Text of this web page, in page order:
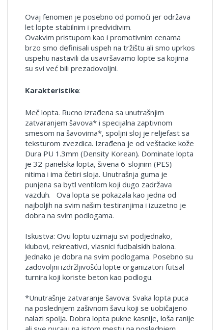
Ovaj fenomen je posebno od pomoći jer održava
let lopte stabilnim i predvidivim.
Ovakvim pristupom kao i promotivnim cenama
brzo smo definisali uspeh na tržištu ali smo uprkos
uspehu nastavili da usavršavamo lopte sa kojima
su svi već bili prezadovoljni.
Karakteristike:
Meč lopta. Rucno izrađena sa unutrašnjim
zatvaranjem šavova* i specijalna zaptivnom
smesom na šavovima*, spoljni sloj je reljefast sa
teksturom zvezdica. Izrađena je od veštacke kože
Dura PU 1.3mm (Density Korean). Dominate lopta
je 32-panelska lopta, šivena 6-slojnim (PES)
nitima i ima četiri sloja. Unutrašnja guma je
punjena sa bytl ventilom koji dugo zadržava
vazduh. Ova lopta se pokazala kao jedna od
najboljih na svim našim testiranjima i izuzetno je
dobra na svim podlogama.
Iskustva: Ovu loptu uzimaju svi podjednako,
klubovi, rekreativci, vlasnici fudbalskih balona.
Jednako je dobra na svim podlogama. Posebno su
zadovoljni izdržljivošću lopte organizatori futsal
turnira koji koriste beton kao podlogu.
*Unutrašnje zatvaranje šavova: Svaka lopta puca
na poslednjem zašivnom šavu koji se uobičajeno
nalazi spolja. Dobra lopta pukne kasnije, loša ranije